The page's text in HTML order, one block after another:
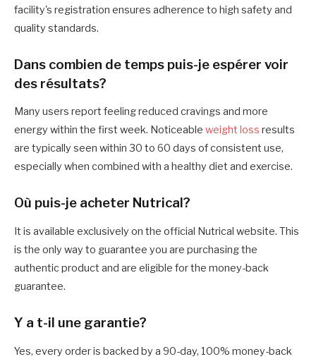
facility's registration ensures adherence to high safety and
quality standards.
Dans combien de temps puis-je espérer voir
des résultats?
Many users report feeling reduced cravings and more
energy within the first week. Noticeable weight loss results
are typically seen within 30 to 60 days of consistent use,
especially when combined with a healthy diet and exercise.
Où puis-je acheter Nutrical?
It is available exclusively on the official Nutrical website. This
is the only way to guarantee you are purchasing the
authentic product and are eligible for the money-back
guarantee.
Y a t-il une garantie?
Yes, every order is backed by a 90-day, 100% money-back